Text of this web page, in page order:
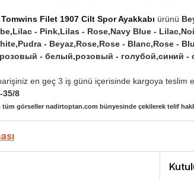
Filet 1907 Cilt Spor Ayakkabı ürünü
- Pink,Lilas - Rose,Navy Blue -
- Beyaz,Rose,Rose - Blanc,Rose -
- белый,розовый - голубой,синий
en geç 3 iş günü içerisinde kargoya teslim
35/8
görseller nadirtoptan.com bünyesinde çekilerek telif